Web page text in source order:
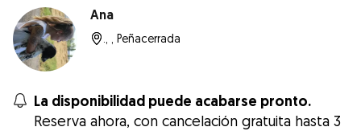
Ana
., , Peñacerrada
La disponibilidad puede acabarse pronto.
Reserva ahora, con cancelación gratuita hasta 3